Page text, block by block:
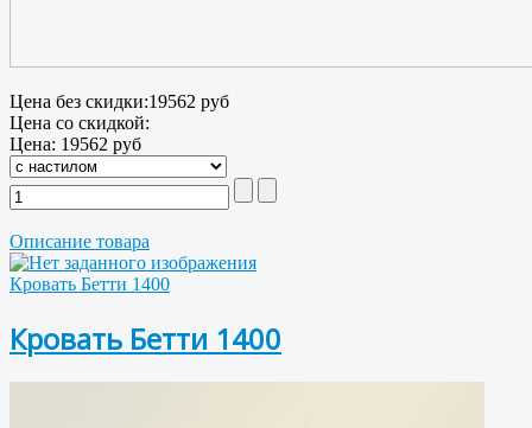
Цена без скидки:19562 руб
Цена со скидкой:
Цена: 19562 руб
Описание товара
Кровать Бетти 1400
Кровать Бетти 1400